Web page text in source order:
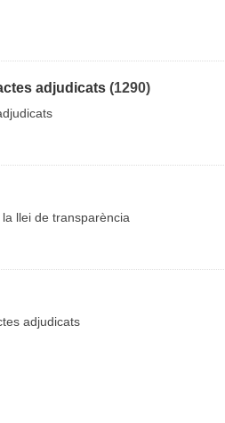
adjudicats (1290)
llei de transparència
adjudicats